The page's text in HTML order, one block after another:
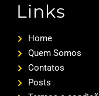
Links
Home
Quem Somos
Contatos
Posts